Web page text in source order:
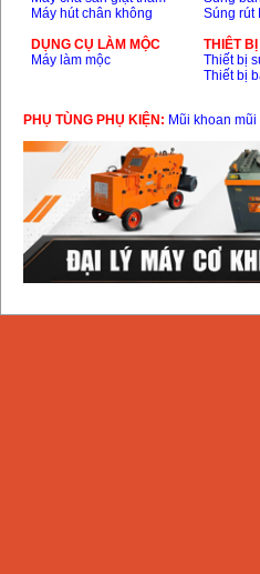
Máy hút chân không
DỤNG CỤ LÀM MỘC
Máy làm mộc
Súng rút
THIÊT
Thiết bị
Thiết bị
PHỤ TÙNG PHỤ KIỆN: Mũi khoan mũi